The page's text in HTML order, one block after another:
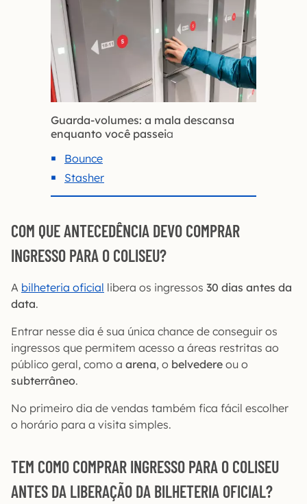
Guarda-volumes: a mala descansa
enquanto você passeia
Bounce
Stasher
COM QUE ANTECEDÊNCIA DEVO COMPRAR
INGRESSO PARA O COLISEU?
A bilheteria oficial libera os ingressos 30 dias antes da
data.
Entrar nesse dia é sua única chance de conseguir os
ingressos que permitem acesso a áreas restritas ao
público geral, como a arena, o belvedere ou o
subterrâneo.
No primeiro dia de vendas também fica fácil escolher
o horário para a visita simples.
TEM COMO COMPRAR INGRESSO PARA O COLISEU
ANTES DA LIBERAÇÃO DA BILHETERIA OFICIAL?